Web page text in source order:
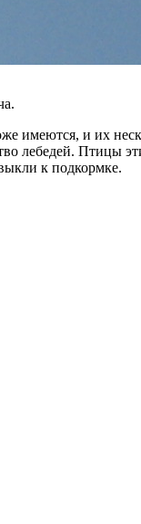
имеются, и их
лебедей. Птицы
к подкормке.